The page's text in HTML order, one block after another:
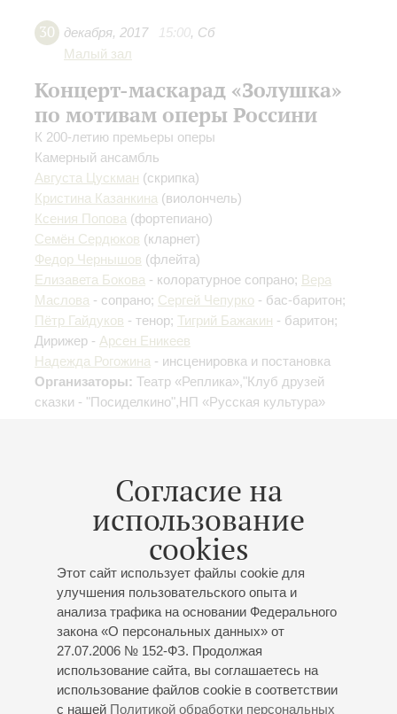
Согласие на
использование
cookies
Этот сайт использует файлы cookie для
улучшения пользовательского опыта и
анализа трафика на основании Федерального
закона «О персональных данных» от
27.07.2006 № 152-ФЗ. Продолжая
использование сайта, вы соглашаетесь на
использование файлов cookie в соответствии
с нашей Политикой обработки персональных
30 декабря, 2017 15:00, Сб
Малый зал
Концерт-маскарад «Золушка»
по мотивам оперы Россини
К 200-летию премьеры оперы
Камерный ансамбль
Августа Цускман (скрипка)
Кристина Казанкина (виолончель)
Ксения Попова (фортепиано)
Семён Сердюков (кларнет)
Федор Чернышов (флейта)
Елизавета Бокова - колоратурное сопрано; Вера
Маслова - сопрано; Сергей Чепурко - бас-баритон;
Пётр Гайдуков - тенор; Тигрий Бажакин - баритон;
Дирижер - Арсен Еникеев
Надежда Рогожина - инсценировка и постановка
Организаторы: Театр «Реплика»,"Клуб друзей
сказки - "Посиделкино",НП «Русская культура»
февраля,2014 19:00, Ср
Судьбы и роли.
Владимир Ванеев
Концерт 6-го абонемента « Судьбы и роли
Ирина Ванеева- сопрано;Вера Маслова
Тамара Горегляд- меццо-сопрано;Светлана
Капичева- меццо-сопрано;Ребекка Магомедова-
партия фортепиано;Ирина Шарапова- партия